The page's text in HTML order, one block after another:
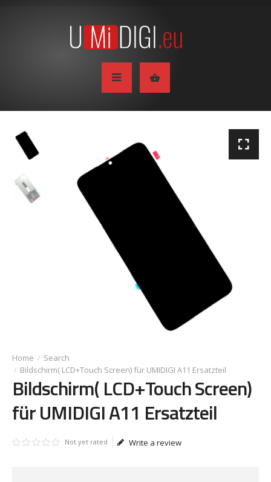
Search
Bildschirm( LCD+Touch Screen) für UMIDIGI A11 Ersatzteil
Bildschirm( LCD+Touch Screen)
für UMIDIGI A11 Ersatzteil
Not yet rated Write a review